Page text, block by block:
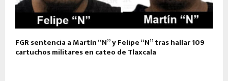
FGR sentencia a Martín “N” y Felipe “N” tras hallar 109
cartuchos militares en cateo de Tlaxcala